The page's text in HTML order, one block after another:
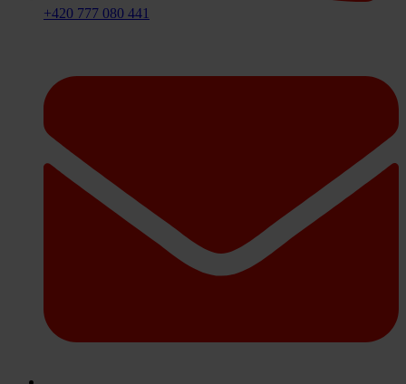
+420 777 080 441